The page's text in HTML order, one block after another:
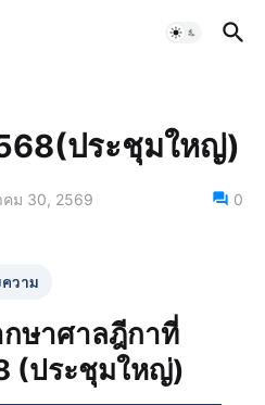
ประชุมใหญ่)
ม 30, 2569 0
วาม
ษาศาลฎีกาที่
(ประชุมใหญ่)